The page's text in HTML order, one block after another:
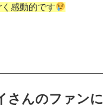
感動的です
さんのファンに